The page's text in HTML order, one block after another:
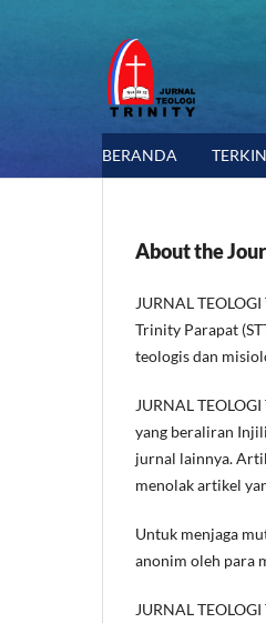
BERANDA
About the
JURNAL
Trinity Parapat
teologis dan
JURNAL
yang beraliran
jurnal lainnya.
menolak artikel
Untuk menjaga
anonim oleh para
JURNAL